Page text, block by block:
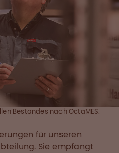
Bestandes nach OctaMES.
für unseren
Sie empfängt